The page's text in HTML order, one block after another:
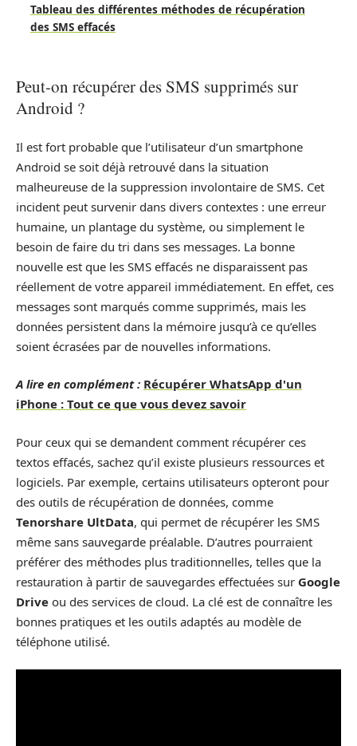
Tableau des différentes méthodes de récupération
des SMS effacés
Peut-on récupérer des SMS supprimés sur
Android ?
Il est fort probable que l’utilisateur d’un smartphone
Android se soit déjà retrouvé dans la situation
malheureuse de la suppression involontaire de SMS. Cet
incident peut survenir dans divers contextes : une erreur
humaine, un plantage du système, ou simplement le
besoin de faire du tri dans ses messages. La bonne
nouvelle est que les SMS effacés ne disparaissent pas
réellement de votre appareil immédiatement. En effet, ces
messages sont marqués comme supprimés, mais les
données persistent dans la mémoire jusqu’à ce qu’elles
soient écrasées par de nouvelles informations.
A lire en complément : Récupérer WhatsApp d'un
iPhone : Tout ce que vous devez savoir
Pour ceux qui se demandent comment récupérer ces
textos effacés, sachez qu’il existe plusieurs ressources et
logiciels. Par exemple, certains utilisateurs opteront pour
des outils de récupération de données, comme
Tenorshare UltData, qui permet de récupérer les SMS
même sans sauvegarde préalable. D’autres pourraient
préférer des méthodes plus traditionnelles, telles que la
restauration à partir de sauvegardes effectuées sur Google
Drive ou des services de cloud. La clé est de connaître les
bonnes pratiques et les outils adaptés au modèle de
téléphone utilisé.